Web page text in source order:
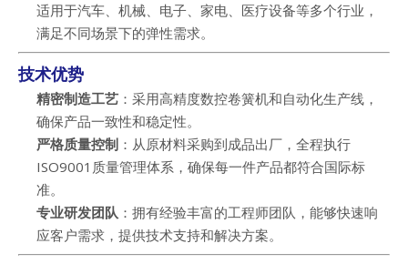
适用于汽车、机械、电子、家电、医疗设备等多个行业，
满足不同场景下的弹性需求。
技术优势
精密制造工艺 ：采用高精度数控卷簧机和自动化生产线，
确保产品一致性和稳定性。
严格质量控制 ：从原材料采购到成品出厂，全程执行
ISO9001质量管理体系，确保每一件产品都符合国际标
准。
专业研发团队 ：拥有经验丰富的工程师团队，能够快速响
应客户需求，提供技术支持和解决方案。